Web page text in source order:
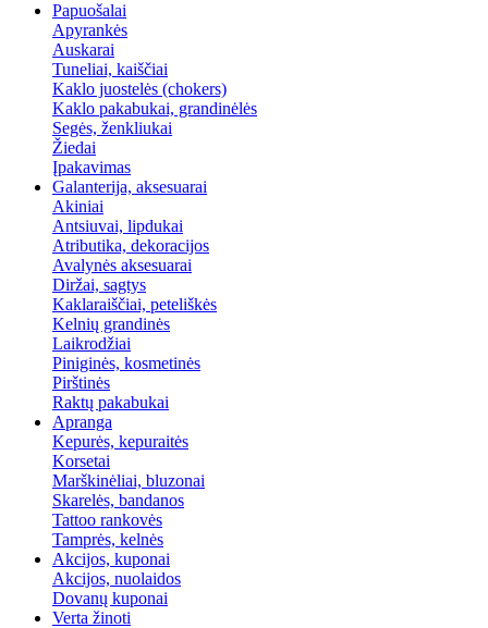
Papuošalai
Apyrankės
Auskarai
Tuneliai, kaiščiai
Kaklo juostelės (chokers)
Kaklo pakabukai, grandinėlės
Segės, ženkliukai
Žiedai
Įpakavimas
Galanterija, aksesuarai
Akiniai
Antsiuvai, lipdukai
Atributika, dekoracijos
Avalynės aksesuarai
Diržai, sagtys
Kaklaraiščiai, peteliškės
Kelnių grandinės
Laikrodžiai
Piniginės, kosmetinės
Pirštinės
Raktų pakabukai
Apranga
Kepurės, kepuraitės
Korsetai
Marškinėliai, bluzonai
Skarelės, bandanos
Tattoo rankovės
Tamprės, kelnės
Akcijos, kuponai
Akcijos, nuolaidos
Dovanų kuponai
Verta žinoti